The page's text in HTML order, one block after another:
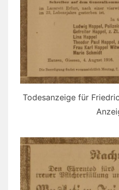
Todesanzeige für